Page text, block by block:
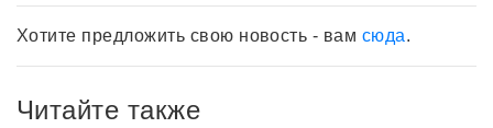
Хотите предложить свою новость - вам сюда.
Читайте также